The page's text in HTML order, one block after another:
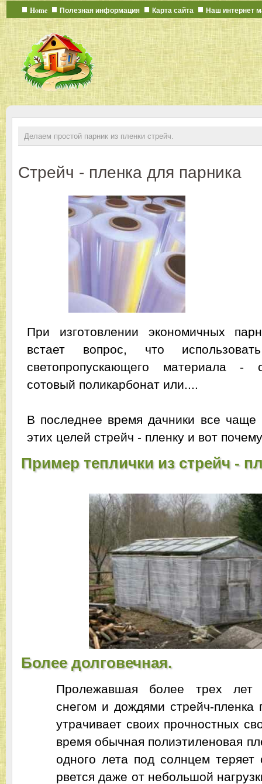
Делаем простой парник из пленки стрейч.
Стрейч - пленка для парника
При изготовлении экономичных
встает вопрос, что
светопропускающего материала -
сотовый поликарбонат или....
В последнее время дачники все чаще
этих целей стрейч - пленку и вот
Пример теплички из стрейч -
Более долговечная.
Пролежавшая более трех лет
снегом и дождями стрейч-пленка
утрачивает своих прочностных
время обычная полиэтиленовая
одного лета под солнцем теряет
рвется даже от небольшой
Home Полезная информация Карта сайта Наш интернет